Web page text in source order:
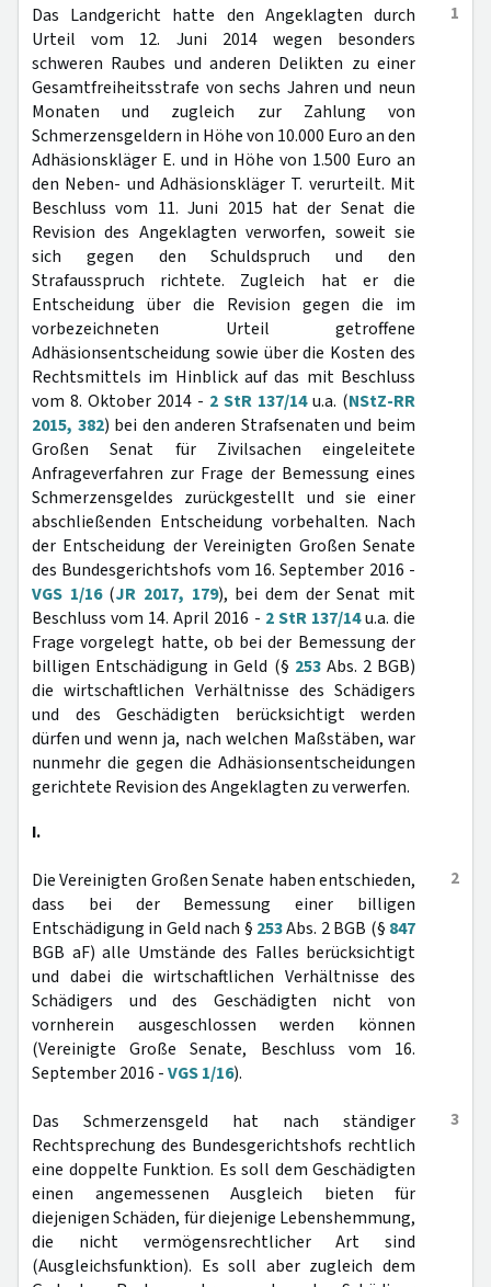
1
Das Landgericht hatte den Angeklagten durch
Urteil vom 12. Juni 2014 wegen besonders
schweren Raubes und anderen Delikten zu einer
Gesamtfreiheitsstrafe von sechs Jahren und neun
Monaten und zugleich zur Zahlung von
Schmerzensgeldern in Höhe von 10.000 Euro an den
Adhäsionskläger E. und in Höhe von 1.500 Euro an
den Neben- und Adhäsionskläger T. verurteilt. Mit
Beschluss vom 11. Juni 2015 hat der Senat die
Revision des Angeklagten verworfen, soweit sie
sich gegen den Schuldspruch und den
Strafausspruch richtete. Zugleich hat er die
Entscheidung über die Revision gegen die im
vorbezeichneten Urteil getroffene
Adhäsionsentscheidung sowie über die Kosten des
Rechtsmittels im Hinblick auf das mit Beschluss
vom 8. Oktober 2014 - 2 StR 137/14u.a. (NStZ-RR
2015, 382) bei den anderen Strafsenaten und beim
Großen Senat für Zivilsachen eingeleitete
Anfrageverfahren zur Frage der Bemessung eines
Schmerzensgeldes zurückgestellt und sie einer
abschließenden Entscheidung vorbehalten. Nach
der Entscheidung der Vereinigten Großen Senate
des Bundesgerichtshofs vom 16. September 2016 -
VGS 1/16(JR 2017, 179), bei dem der Senat mit
Beschluss vom 14. April 2016 - 2 StR 137/14u.a. die
Frage vorgelegt hatte, ob bei der Bemessung der
billigen Entschädigung in Geld (§ 253Abs. 2 BGB)
die wirtschaftlichen Verhältnisse des Schädigers
und des Geschädigten berücksichtigt werden
dürfen und wenn ja, nach welchen Maßstäben, war
nunmehr die gegen die Adhäsionsentscheidungen
gerichtete Revision des Angeklagten zu verwerfen.
I.
2
Die Vereinigten Großen Senate haben entschieden,
dass bei der Bemessung einer billigen
Entschädigung in Geld nach § 253Abs. 2 BGB (§ 847
BGB aF) alle Umstände des Falles berücksichtigt
und dabei die wirtschaftlichen Verhältnisse des
Schädigers und des Geschädigten nicht von
vornherein ausgeschlossen werden können
(Vereinigte Große Senate, Beschluss vom 16.
September 2016 -VGS 1/16).
3
Das Schmerzensgeld hat nach ständiger
Rechtsprechung des Bundesgerichtshofs rechtlich
eine doppelte Funktion. Es soll dem Geschädigten
einen angemessenen Ausgleich bieten für
diejenigen Schäden, für diejenige Lebenshemmung,
die nicht vermögensrechtlicher Art sind
(Ausgleichsfunktion). Es soll aber zugleich dem